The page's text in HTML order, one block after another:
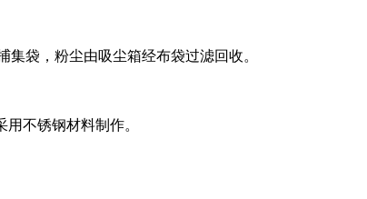
袋，粉尘由吸尘箱经布袋过滤回收。
不锈钢材料制作。